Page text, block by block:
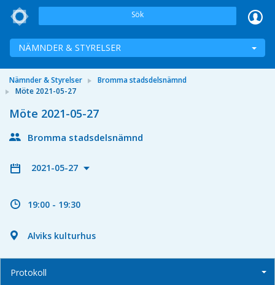
Sök
NÄMNDER & STYRELSER
Nämnder & Styrelser
Bromma stadsdelsnämnd
Möte 2021-05-27
Möte 2021-05-27
Bromma stadsdelsnämnd
2021-05-27
19:00 - 19:30
Alviks kulturhus
Protokoll